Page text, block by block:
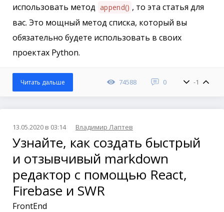
использовать метод append() , то эта статья для
вас. Это мощный метод списка, который вы
обязательно будете использовать в своих
проектах Python.
74588 0 -1
Читать дальше
13.05.2020 в 03:14 Владимир Лаптев
Узнайте, как создать быстрый
и отзывчивый markdown
редактор с помощью React,
Firebase и SWR
FrontEnd